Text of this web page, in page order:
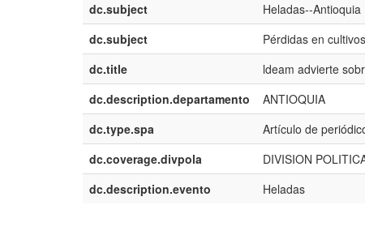
dc.subject
Heladas--Antioquia
dc.subject
Pérdidas en
dc.title
ldeam advierte
dc.description.departamento
ANTIOQUIA
dc.type.spa
Artículo de
dc.coverage.divpola
DIVISION
dc.description.evento
Heladas